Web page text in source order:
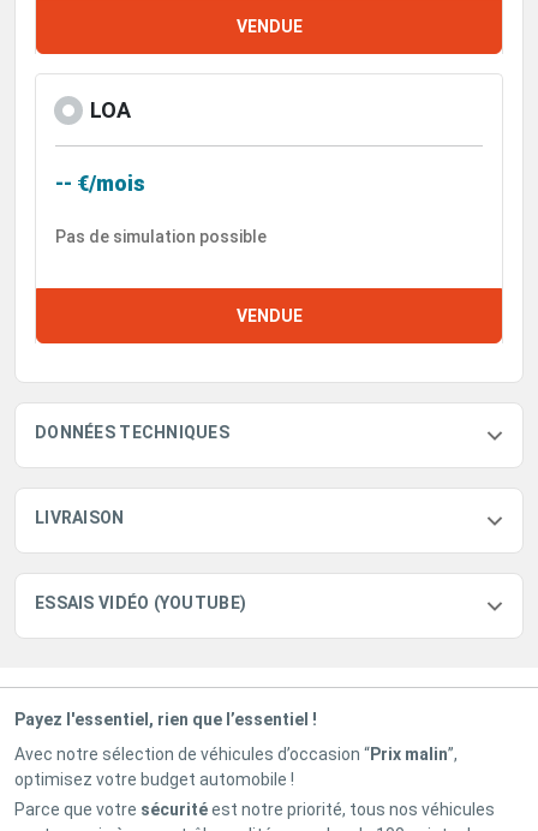
VENDUE
LOA
-- €/mois
Pas de simulation possible
VENDUE
DONNÉES TECHNIQUES
LIVRAISON
ESSAIS VIDÉO (YOUTUBE)
Payez l'essentiel, rien que l’essentiel !
Avec notre sélection de véhicules d’occasion “Prix malin”,
optimisez votre budget automobile !
Parce que votre sécuritéest notre priorité, tous nos véhicules